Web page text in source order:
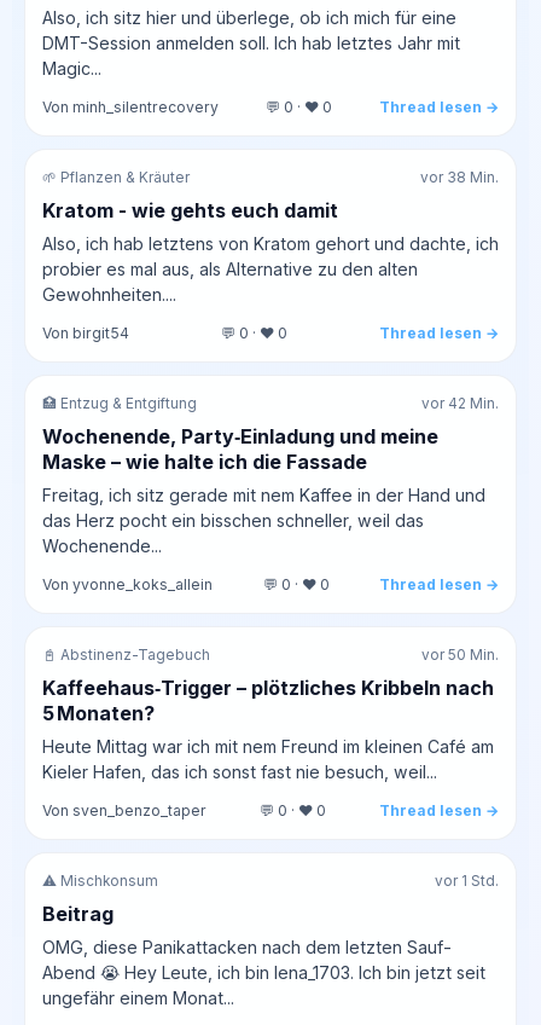
Also, ich sitz hier und überlege, ob ich mich für eine
DMT-Session anmelden soll. Ich hab letztes Jahr mit
Magic...
Von minh_silentrecovery 💬 0 · ❤️ 0 Thread lesen →
🌱 Pflanzen & Kräuter vor 38 Min.
Kratom - wie gehts euch damit
Also, ich hab letztens von Kratom gehort und dachte, ich
probier es mal aus, als Alternative zu den alten
Gewohnheiten....
Von birgit54 💬 0 · ❤️ 0 Thread lesen →
🏥 Entzug & Entgiftung vor 42 Min.
Wochenende, Party‑Einladung und meine
Maske – wie halte ich die Fassade
Freitag, ich sitz gerade mit nem Kaffee in der Hand und
das Herz pocht ein bisschen schneller, weil das
Wochenende...
Von yvonne_koks_allein 💬 0 · ❤️ 0 Thread lesen →
📓 Abstinenz-Tagebuch vor 50 Min.
Kaffeehaus‑Trigger – plötzliches Kribbeln nach
5 Monaten?
Heute Mittag war ich mit nem Freund im kleinen Café am
Kieler Hafen, das ich sonst fast nie besuch, weil...
Von sven_benzo_taper 💬 0 · ❤️ 0 Thread lesen →
⚠️ Mischkonsum vor 1 Std.
Beitrag
OMG, diese Panikattacken nach dem letzten Sauf-
Abend 😭 Hey Leute, ich bin lena_1703. Ich bin jetzt seit
ungefähr einem Monat...